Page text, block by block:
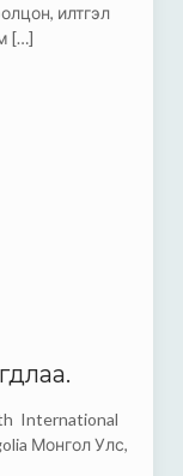
илтгэл
[…]
International
Монгол Улс,